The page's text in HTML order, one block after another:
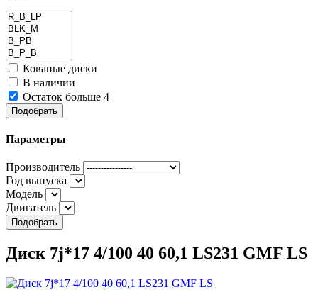
Кованые диски
В наличии
Остаток больше 4
Подобрать
Параметры
Производитель
Год выпуска
Модель
Двигатель
Подобрать
Диск 7j*17 4/100 40 60,1 LS231 GMF LS